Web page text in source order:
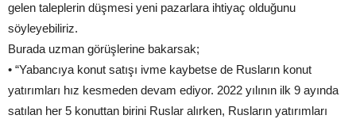
gelen taleplerin düşmesi yeni pazarlara ihtiyaç olduğunu
söyleyebiliriz.
Burada uzman görüşlerine bakarsak;
• “Yabancıya konut satışı ivme kaybetse de Rusların konut
yatırımları hız kesmeden devam ediyor. 2022 yılının ilk 9 ayında
satılan her 5 konuttan birini Ruslar alırken, Rusların yatırımları